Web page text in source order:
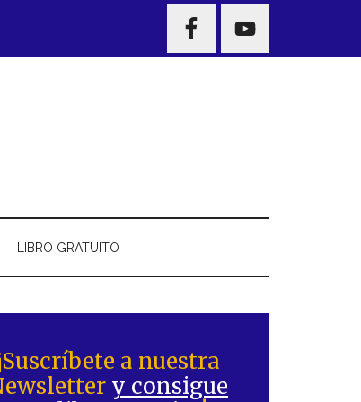
NAV
WIDGET
LIBRO GRATUITO
a nuestra
y consigue